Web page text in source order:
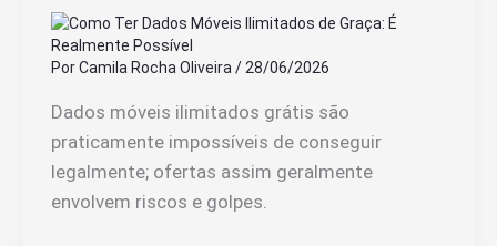
PorCamila Rocha Oliveira / 28/06/2026
Dados móveis ilimitados grátis são
praticamente impossíveis de conseguir
legalmente; ofertas assim geralmente
envolvem riscos e golpes.